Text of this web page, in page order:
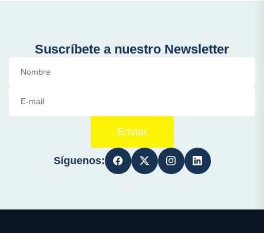
Suscríbete a nuestro Newsletter
Enviar
Síguenos: